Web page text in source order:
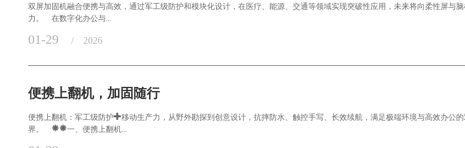
双屏加固机融合便携与高效，通过军工级防护和模块化设计，在医疗、能源、交通等领域实现突破性应用，未来将向柔性屏与
力。 在数字化办公与...
01-29 / 2026
便携上翻机，加固随行
便携上翻机：军工级防护+移动生产力，从野外勘探到创意设计，抗摔防水、触控手写、长效续航，满足极端环境与高效办公
界。 **一、便携上翻机...